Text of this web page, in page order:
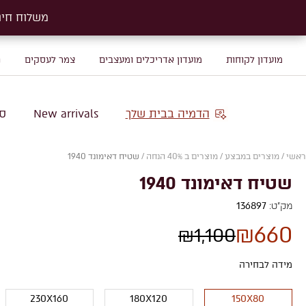
מועדון לקוחות מועדון אדריכלים ומעצבים צמר לעסקים
הדמיה בבית שלך New arrivals
ראשי / מוצרים במבצע / מוצרים ב 40% הנחה / שטיח דאימונד 1940
שטיח דאימונד 1940
מק"ט: 136897
₪1,100₪660
מידה לבחירה
150X80
180X120
230X160
משלוח חינם על
משלוח חינם על